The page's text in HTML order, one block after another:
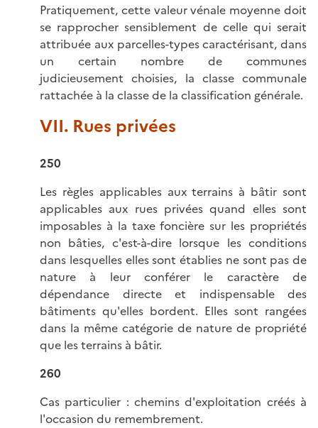
Pratiquement, cette valeur vénale moyenne doit
se rapprocher sensiblement de celle qui serait
attribuée aux parcelles-types caractérisant, dans
un certain nombre de communes
judicieusement choisies, la classe communale
rattachée à la classe de la classification générale.
VII. Rues privées
250
Les règles applicables aux terrains à bâtir sont
applicables aux rues privées quand elles sont
imposables à la taxe foncière sur les propriétés
non bâties, c'est-à-dire lorsque les conditions
dans lesquelles elles sont établies ne sont pas de
nature à leur conférer le caractère de
dépendance directe et indispensable des
bâtiments qu'elles bordent. Elles sont rangées
dans la même catégorie de nature de propriété
que les terrains à bâtir.
260
Cas particulier : chemins d'exploitation créés à
l'occasion du remembrement.